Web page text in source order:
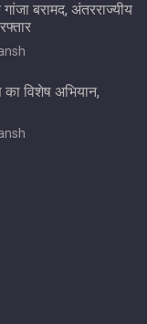
बरामद, अंतरराज्यीय
का विशेष अभियान,